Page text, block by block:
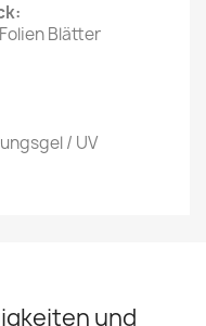
Blätter
/ UV
und